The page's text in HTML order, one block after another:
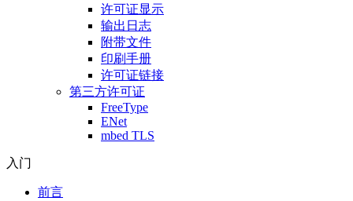
许可证显示
输出日志
附带文件
印刷手册
许可证链接
第三方许可证
FreeType
ENet
mbed TLS
入门
前言